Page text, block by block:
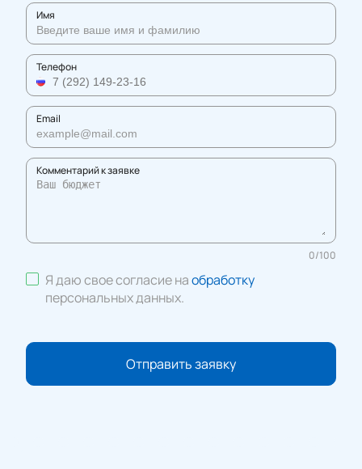
Имя
Телефон
Email
Комментарий к заявке
0/100
Я даю свое согласие наобработку
персональных данных.
Отправить заявку